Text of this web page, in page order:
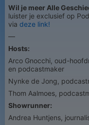
Wil je meer Alle
luister je exclusief op
via deze link!
—
Hosts:
Arco Gnocchi, oud-
en podcastmaker
Nynke de Jong,
Thom Aalmoes,
Showrunner:
Andrea Huntjens,